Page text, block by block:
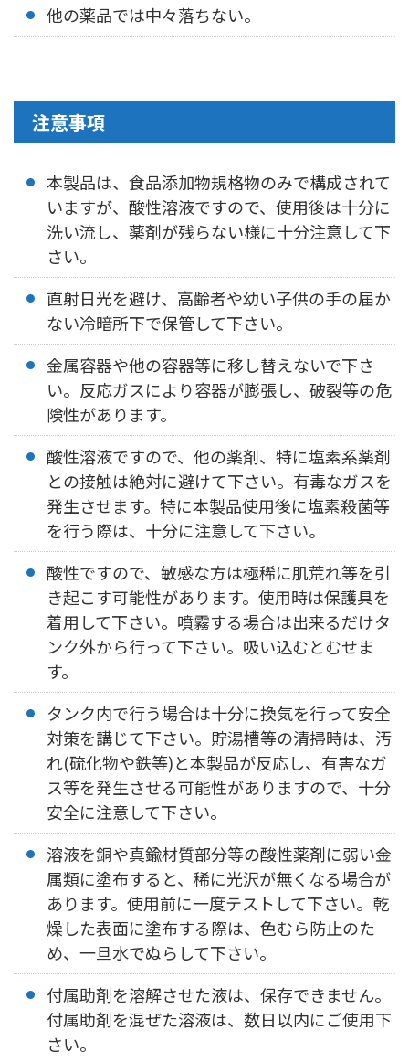
他の薬品では中々落ちない。
注意事項
本製品は、食品添加物規格物のみで構成されて
いますが、酸性溶液ですので、使用後は十分に
洗い流し、薬剤が残らない様に十分注意して下
さい。
直射日光を避け、高齢者や幼い子供の手の届か
ない冷暗所下で保管して下さい。
金属容器や他の容器等に移し替えないで下さ
い。反応ガスにより容器が膨張し、破裂等の危
険性があります。
酸性溶液ですので、他の薬剤、特に塩素系薬剤
との接触は絶対に避けて下さい。有毒なガスを
発生させます。特に本製品使用後に塩素殺菌等
を行う際は、十分に注意して下さい。
酸性ですので、敏感な方は極稀に肌荒れ等を引
き起こす可能性があります。使用時は保護具を
着用して下さい。噴霧する場合は出来るだけタ
ンク外から行って下さい。吸い込むとむせま
す。
タンク内で行う場合は十分に換気を行って安全
対策を講じて下さい。貯湯槽等の清掃時は、汚
れ(硫化物や鉄等)と本製品が反応し、有害なガ
ス等を発生させる可能性がありますので、十分
安全に注意して下さい。
溶液を銅や真鍮材質部分等の酸性薬剤に弱い金
属類に塗布すると、稀に光沢が無くなる場合が
あります。使用前に一度テストして下さい。乾
燥した表面に塗布する際は、色むら防止のた
め、一旦水でぬらして下さい。
付属助剤を溶解させた液は、保存できません。
付属助剤を混ぜた溶液は、数日以内にご使用下
さい。